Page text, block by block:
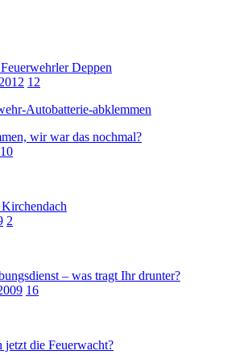
Deppen
12
wir war das nochmal?
10
2
– was tragt Ihr drunter?
16
die Feuerwacht?